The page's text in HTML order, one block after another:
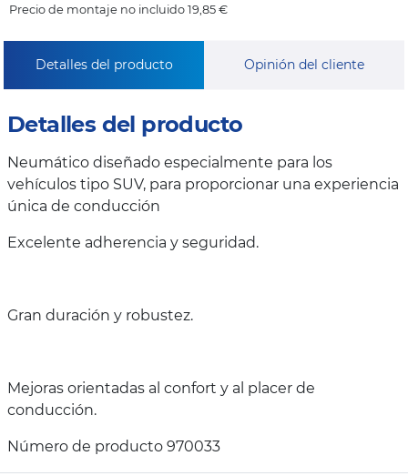
Precio de montaje no incluido 19,85 €
Detalles del producto Opinión del cliente
Detalles del producto
Neumático diseñado especialmente para los
vehículos tipo SUV, para proporcionar una experiencia
única de conducción
Excelente adherencia y seguridad.
Gran duración y robustez.
Mejoras orientadas al confort y al placer de
conducción.
Número de producto 970033